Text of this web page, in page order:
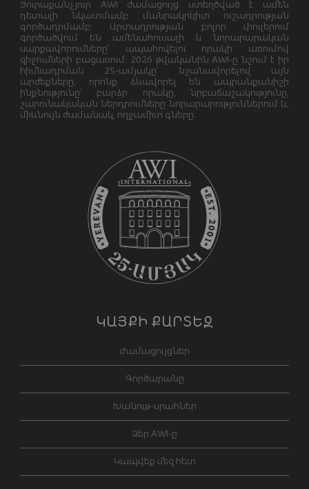
Յուրաքանչյուր AWI ժամացույց ստեղծված է ամեն
դետալի նկատմամբ մանրակրկիտ ուշադրության
գործադրմամբ: Արտադրության բոլոր փուլերում
գործածվում են ամենահուսալի և նորարարական
սարքավորումները՝ ապահովելու որակի առումով
զիջումների բացառում: 2026 թվականին AWI-ը նշում է իր
հիմնադրման 25-ամյակը՝ նշանավորելով այն
արժեքները, որոնք ձևավորել են ապրանքանիշի
ինքնությունը՝ բարձր որակը, նրբաճաշակությունը,
շարունակական ներդրումները նորարարություններում և,
միևնույն ժամանակ, ողջամիտ գները:
ԿԱՅՔԻ ՔԱՐՏԵԶ
Ժամացույցներ
Գործարանը
Խանութ-սրահներ
Ձեր AWI-ը
Կապվեք մեզ հետ